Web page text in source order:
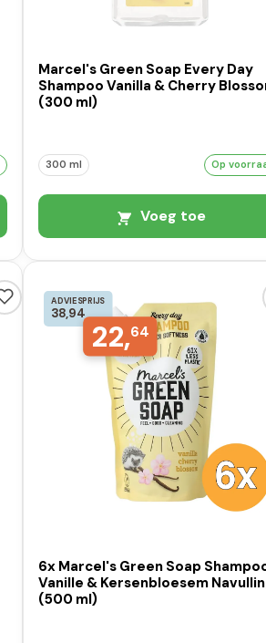
Marcel's Green Soap Every Day
Shampoo Vanilla & Cherry
(300 ml)
300 ml Op
Voeg toe
ADVIESPRIJS
38,94
22,64
6x Marcel's Green Soap
Vanille & Kersenbloesem
(500 ml)